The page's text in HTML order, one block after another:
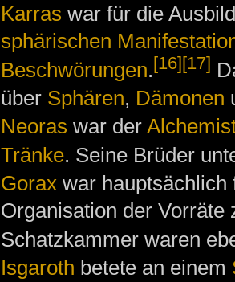
Karras war für die
sphärischen
Beschwörungen.[16][17]
über Sphären, Dämonen
Neoras war der
Tränke. Seine Brüder
Gorax war hauptsächlich
Organisation der
Schatzkammer waren
Isgaroth betete an einem